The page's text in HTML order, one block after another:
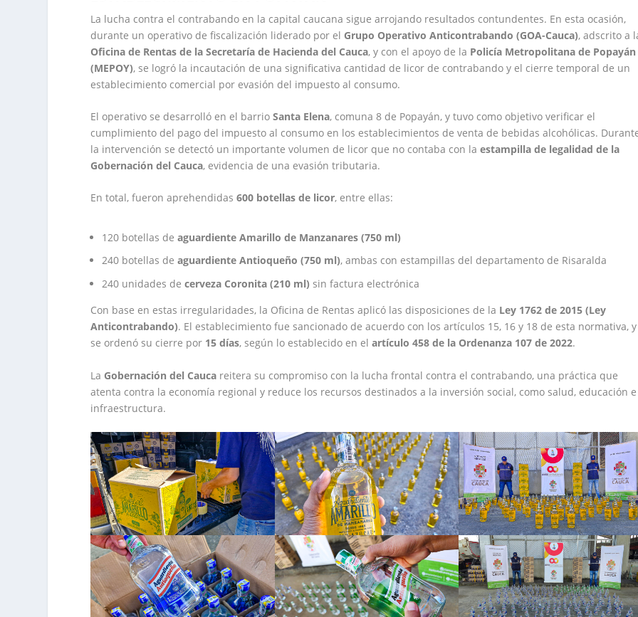
La lucha contra el contrabando en la capital caucana sigue arrojando resultados contundentes. En esta ocasión,
durante un operativo de fiscalización liderado por el Grupo Operativo Anticontrabando (GOA-Cauca), adscrito a
Oficina de Rentas de la Secretaría de Hacienda del Cauca, y con el apoyo de la Policía Metropolitana de Popayán
(MEPOY), se logró la incautación de una significativa cantidad de licor de contrabando y el cierre temporal de un
establecimiento comercial por evasión del impuesto al consumo.
El operativo se desarrolló en el barrioSanta Elena, comuna 8 de Popayán, y tuvo como objetivo verificar el
cumplimiento del pago del impuesto al consumo en los establecimientos de venta de bebidas alcohólicas.
la intervención se detectó un importante volumen de licor que no contaba con laestampilla de legalidad de la
Gobernación del Cauca, evidencia de una evasión tributaria.
En total, fueron aprehendidas600 botellas de licor, entre ellas:
120 botellas deaguardiente Amarillo de Manzanares (750 ml)
240 botellas deaguardiente Antioqueño (750 ml), ambas con estampillas del departamento de Risaralda
240 unidades decerveza Coronita (210 ml) sin factura electrónica
Con base en estas irregularidades, la Oficina de Rentas aplicó las disposiciones de la Ley 1762 de 2015 (Ley
Anticontrabando). El establecimiento fue sancionado de acuerdo con los artículos 15, 16 y 18 de esta normativa, y
se ordenó su cierre por 15 días, según lo establecido en elartículo 458 de la Ordenanza 107 de 2022.
La Gobernación del Cauca reitera su compromiso con la lucha frontal contra el contrabando, una práctica que
atenta contra la economía regional y reduce los recursos destinados a la inversión social, como salud, educación e
infraestructura.